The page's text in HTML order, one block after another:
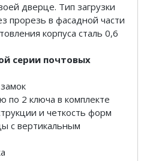
дверце. Тип загрузки
прорезь в фасадной части
корпуса сталь 0,6
серии почтовых
по 2 ключа в комплекте
и четкость форм
с вертикальным